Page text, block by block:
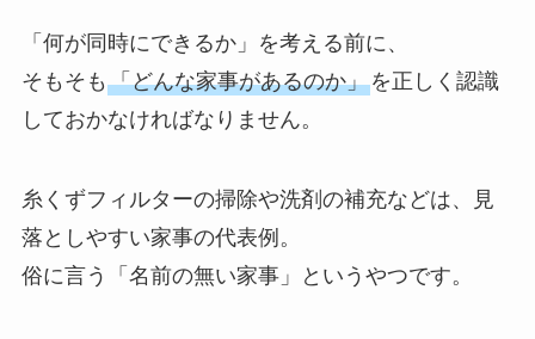
「何が同時にできるか」を考える前に、
そもそも 「どんな家事があるのか」を正しく認識
しておかなければなりません。
糸くずフィルターの掃除や洗剤の補充などは、見
落としやすい家事の代表例。
俗に言う「名前の無い家事」というやつです。